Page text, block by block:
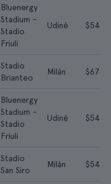
Bluenergy
Stadium -
Stadio
Friuli
Udiné $54
Stadio
Brianteo
Milán $67
Bluenergy
Stadium -
Stadio
Friuli
Udiné $54
Stadio
San Siro
Milán $54